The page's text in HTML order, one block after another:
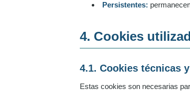
Persistentes:
4. Cookies
4.1. Cookies técnicas
Estas cookies son necesarias